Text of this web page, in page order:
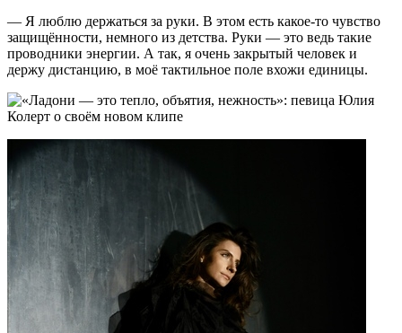
— Я люблю держаться за руки. В этом есть какое-то чувство
защищённости, немного из детства. Руки — это ведь такие
проводники энергии. А так, я очень закрытый человек и
держу дистанцию, в моё тактильное поле вхожи единицы.